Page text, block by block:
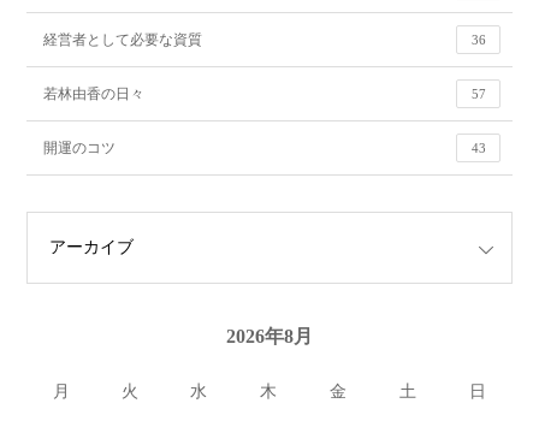
経営者として必要な資質 36
若林由香の日々 57
開運のコツ 43
2026年8月
月 火 水 木 金 土 日